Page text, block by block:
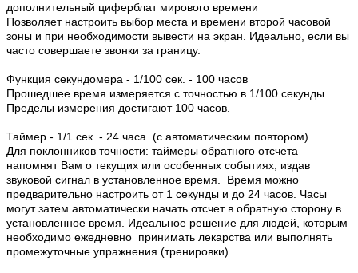
дополнительный циферблат мирового времени
Позволяет настроить выбор места и времени второй часовой
зоны и при необходимости вывести на экран. Идеально, если вы
часто совершаете звонки за границу.
Функция секундомера - 1/100 сек. - 100 часов
Прошедшее время измеряется с точностью в 1/100 секунды.
Пределы измерения достигают 100 часов.
Таймер - 1/1 сек. - 24 часа (с автоматическим повтором)
Для поклонников точности: таймеры обратного отсчета
напомнят Вам о текущих или особенных событиях, издав
звуковой сигнал в установленное время. Время можно
предварительно настроить от 1 секунды и до 24 часов. Часы
могут затем автоматически начать отсчет в обратную сторону в
установленное время. Идеальное решение для людей, которым
необходимо ежедневно принимать лекарства или выполнять
промежуточные упражнения (тренировки).